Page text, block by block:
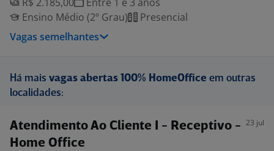
Ensino Médio (2º Grau)
Presencial
Vagas semelhantes
Há mais vagas abertas 100% HomeOffice em outras
localidades:
Atendimento Ao Cliente I - Receptivo -
Home Office
23 jul